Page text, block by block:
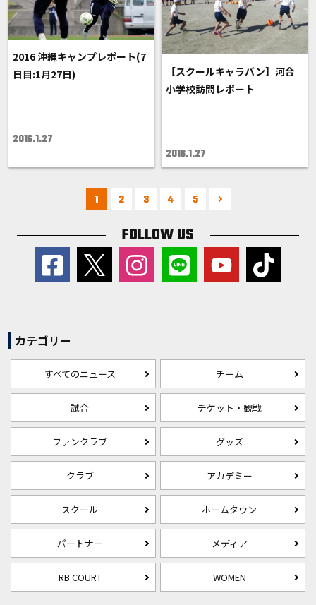
2016 沖縄キャンプレポート(7
日目:1月27日)
2016.1.27
【スクールキャラバン】河合
小学校訪問レポート
2016.1.27
1 2 3 4 5
FOLLOW US
カテゴリー
すべてのニュース チーム
試合 チケット・観戦
ファンクラブ グッズ
クラブ アカデミー
スクール ホームタウン
パートナー メディア
RB COURT WOMEN